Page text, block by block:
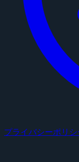
プライバシーポリシ